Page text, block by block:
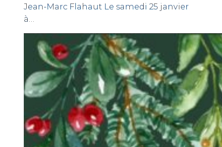
Jean-Marc Flahaut Le samedi 25 janvier
à…